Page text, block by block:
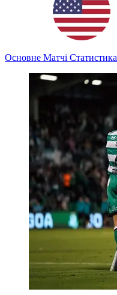
Основне Матчі Статистика